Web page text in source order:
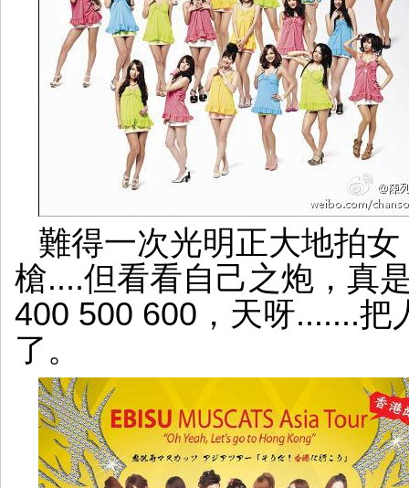
難得一次光明正大地拍
槍....但看看自己之炮，真
400 500 600，天呀.......把
了。